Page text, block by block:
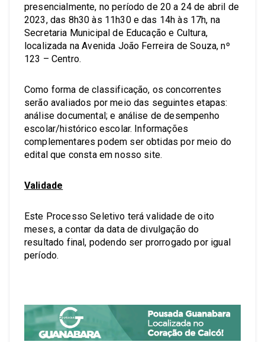
presencialmente, no período de 20 a 24 de abril de
2023, das 8h30 às 11h30 e das 14h às 17h, na
Secretaria Municipal de Educação e Cultura,
localizada na Avenida João Ferreira de Souza, nº
123 – Centro.
Como forma de classificação, os concorrentes
serão avaliados por meio das seguintes etapas:
análise documental; e análise de desempenho
escolar/histórico escolar. Informações
complementares podem ser obtidas por meio do
edital que consta em nosso site.
Validade
Este Processo Seletivo terá validade de oito
meses, a contar da data de divulgação do
resultado final, podendo ser prorrogado por igual
período.